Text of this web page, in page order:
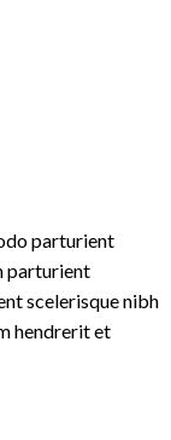
parturient
parturient
scelerisque nibh
hendrerit et